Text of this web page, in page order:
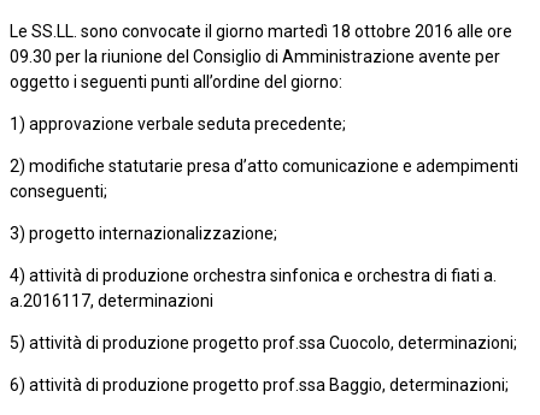
Le SS.LL. sono convocate il giorno martedì 18 ottobre 2016 alle ore
09.30 per la riunione del Consiglio di Amministrazione avente per
oggetto i seguenti punti all’ordine del giorno:
1) approvazione verbale seduta precedente;
2) modifiche statutarie presa d’atto comunicazione e adempimenti
conseguenti;
3) progetto internazionalizzazione;
4) attività di produzione orchestra sinfonica e orchestra di fiati a.
a.2016117, determinazioni
5) attività di produzione progetto prof.ssa Cuocolo, determinazioni;
6) attività di produzione progetto prof.ssa Baggio, determinazioni;